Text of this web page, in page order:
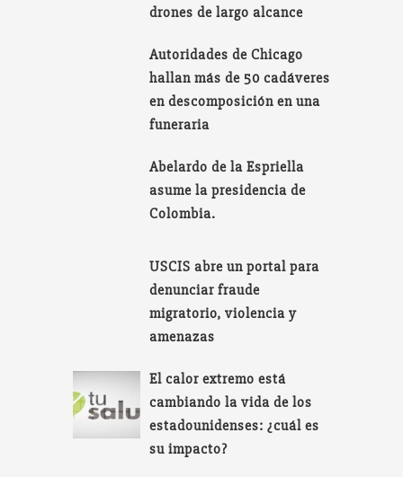
drones de largo alcance
Autoridades de Chicago
hallan más de 50 cadáveres
en descomposición en una
funeraria
Abelardo de la Espriella
asume la presidencia de
Colombia.
USCIS abre un portal para
denunciar fraude
migratorio, violencia y
amenazas
El calor extremo está
cambiando la vida de los
estadounidenses: ¿cuál es
su impacto?